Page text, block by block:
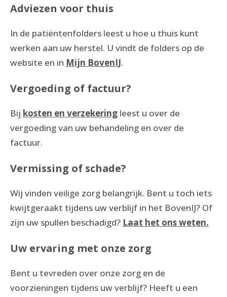
Adviezen voor thuis
In de patiëntenfolders leest u hoe u thuis kunt
werken aan uw herstel. U vindt de folders op de
website en in Mijn BovenIJ.
Vergoeding of factuur?
Bij kosten en verzekering leest u over de
vergoeding van uw behandeling en over de
factuur.
Vermissing of schade?
Wij vinden veilige zorg belangrijk. Bent u toch iets
kwijtgeraakt tijdens uw verblijf in het BovenIJ? Of
zijn uw spullen beschadigd? Laat het ons weten.
Uw ervaring met onze zorg
Bent u tevreden over onze zorg en de
voorzieningen tijdens uw verblijf? Heeft u een